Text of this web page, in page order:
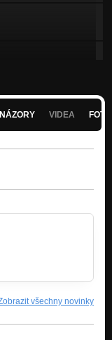
NÁZORY VIDEA
všechny novinky